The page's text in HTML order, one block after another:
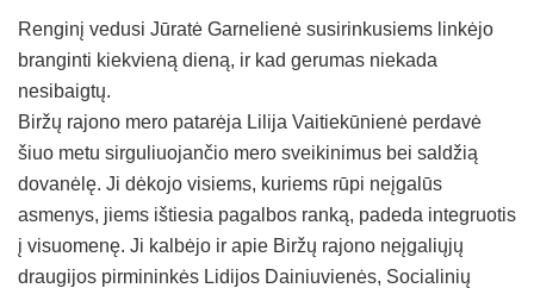
Renginį vedusi Jūratė Garnelienė susirinkusiems linkėjo
branginti kiekvieną dieną, ir kad gerumas niekada
nesibaigtų.
Biržų rajono mero patarėja Lilija Vaitiekūnienė perdavė
šiuo metu sirguliuojančio mero sveikinimus bei saldžią
dovanėlę. Ji dėkojo visiems, kuriems rūpi neįgalūs
asmenys, jiems ištiesia pagalbos ranką, padeda integruotis
į visuomenę. Ji kalbėjo ir apie Biržų rajono neįgaliųjų
draugijos pirmininkės Lidijos Dainiuvienės, Socialinių